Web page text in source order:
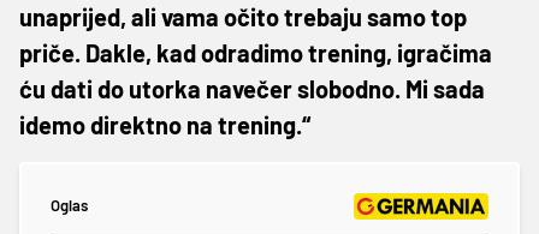
unaprijed, ali vama očito trebaju samo top
priče. Dakle, kad odradimo trening, igračima
ću dati do utorka navečer slobodno. Mi sada
idemo direktno na trening.“
Oglas